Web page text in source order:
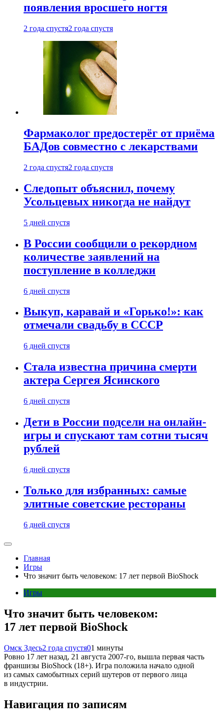
появления вросшего ногтя
2 года спустя2 года спустя
Фармаколог предостерёг от приёма
БАДов совместно с лекарствами
2 года спустя2 года спустя
Следопыт объяснил, почему
Усольцевых никогда не найдут
5 дней спустя
В России сообщили о рекордном
количестве заявлений на
поступление в колледжи
6 дней спустя
Выкуп, каравай и «Горько!»: как
отмечали свадьбу в СССР
6 дней спустя
Стала известна причина смерти
актера Сергея Ясинского
6 дней спустя
Дети в России подсели на онлайн-
игры и спускают там сотни тысяч
рублей
6 дней спустя
Только для избранных: самые
элитные советские рестораны
6 дней спустя
Главная
Игры
Что значит быть человеком: 17 лет первой BioShock
Игры
Что значит быть человеком:
17 лет первой BioShock
Омск Здесь2 года спустя01 минуты
Ровно 17 лет назад, 21 августа 2007-го, вышла первая часть
франшизы BioShock (18+). Игра положила начало одной
из самых самобытных серий шутеров от первого лица
в индустрии.
Навигация по записям